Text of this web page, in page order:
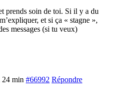
prends soin de toi. Si il y a du
et si ça « stagne »,
messages (si tu veux)
24 min #66992 Répondre